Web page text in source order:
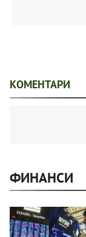
КОМЕНТАРИ
ФИНАНСИ